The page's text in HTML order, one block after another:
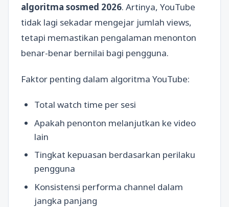
algoritma sosmed 2026. Artinya, YouTube
tidak lagi sekadar mengejar jumlah views,
tetapi memastikan pengalaman menonton
benar-benar bernilai bagi pengguna.
Faktor penting dalam algoritma YouTube:
Total watch time per sesi
Apakah penonton melanjutkan ke video
lain
Tingkat kepuasan berdasarkan perilaku
pengguna
Konsistensi performa channel dalam
jangka panjang